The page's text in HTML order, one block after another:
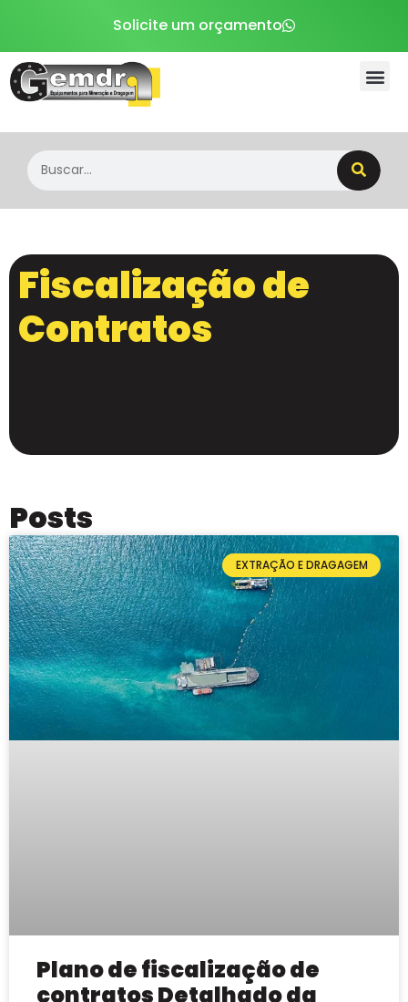
Solicite um orçamento
Fiscalização de
Contratos
Posts
EXTRAÇÃO E DRAGAGEM
Plano de fiscalização de
contratos Detalhado da